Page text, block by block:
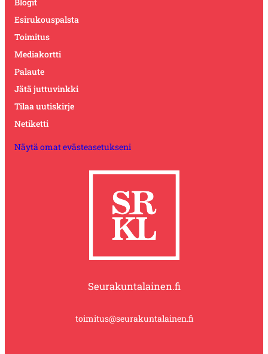
Esirukouspalsta
Toimitus
Mediakortti
Palaute
Jätä juttuvinkki
Tilaa uutiskirje
Netiketti
Näytä omat evästeasetukseni
Seurakuntalainen.fi
toimitus@seurakuntalainen.fi